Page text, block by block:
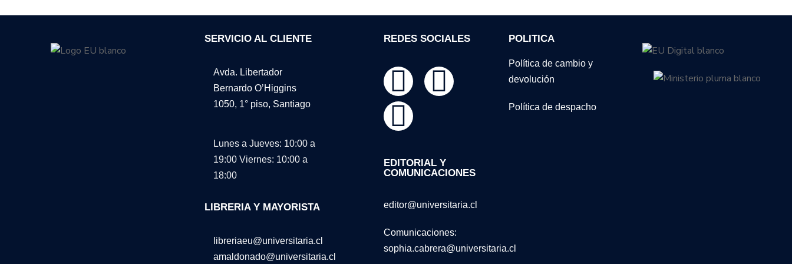
SERVICIO AL CLIENTE
Avda. Libertador
Bernardo O’Higgins
1050, 1° piso, Santiago
Lunes a Jueves: 10:00 a
19:00 Viernes: 10:00 a
18:00
LIBRERIA Y MAYORISTA
libreriaeu@universitaria.cl
amaldonado@universitaria.cl
REDES SOCIALES
EDITORIAL Y
COMUNICACIONES
editor@universitaria.cl
Comunicaciones:
sophia.cabrera@universitaria.cl
POLITICA
Política de cambio y
devolución
Política de despacho